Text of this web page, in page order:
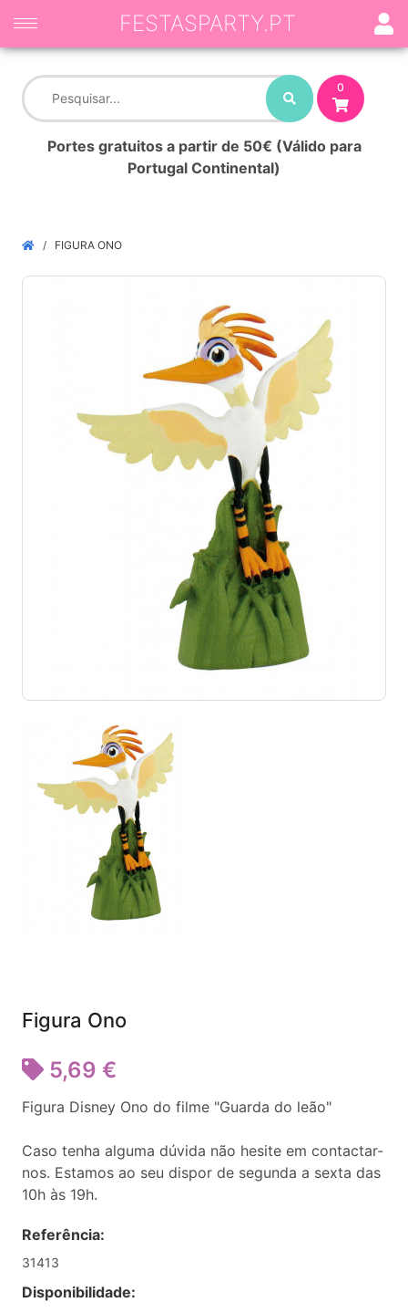
0
Portes gratuitos a partir de 50€ (Válido para
Portugal Continental)
FESTASPARTY.PT
FIGURA ONO
Figura Ono
5,69 €
Figura Disney Ono do filme "Guarda do leão"
Caso tenha alguma dúvida não hesite em contactar-
nos. Estamos ao seu dispor de segunda a sexta das
10h às 19h.
Referência:
31413
Disponibilidade: